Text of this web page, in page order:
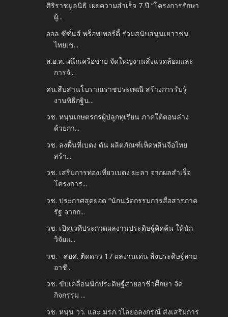
ศิริราชมูลนิธิ เผยความสำเร็จ 7 ปี “โครงการรักษา
ผู้...
ออล ซีซั่นส์ พร็อพเพอร์ตี้ ร่วมสนับสนุนเยาวชน
ไทยเช...
ส.อ.ท. ผนึกเครือข่าย จัดใหญ่งานสิ่งแวดล้อมและ
การจั...
ศน.สืบสานโบราณราชประเพณี สร้างการรับรู้
งานพิธีกฐิน...
วช. หนุนเกษตรกรผู้ปลูกทุเรียน ภาคใต้ตอนล่าง
ด้วยกา...
วช. ลงพื้นที่เบตง ดัน ผลิตภัณฑ์เห็ดหลินจือไทย
สร้า...
วช. เสริมการท่องเที่ยวเบตง ยะลา จากผลสำเร็จ
โครงการ...
วช. ประกาศสุดยอด “นักนวัตกรรมการสื่อสารภาค
รัฐ จากก...
วช. เปิดเวทีประกวดผลงานประดิษฐ์คิดค้น ให้นัก
วิจัยแ...
วช. - สอศ. ติดดาว 17 ผลงานเด่น สิ่งประดิษฐ์สาย
อาชี...
วช. ขับเคลื่อนนักประดิษฐ์สายอาชีวศึกษา จัด
กิจกรรม ...
วช. หนุน วว. และ มรภ.วไลยอลงกรณ์ ส่งเสริมการ